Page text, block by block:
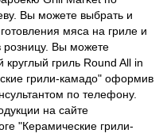
Вы можете выбрать и
мяса на гриле и
Вы можете
круглый гриль Round All in
грили-камадо" оформив
по телефону.
на сайте
"Керамические грили-